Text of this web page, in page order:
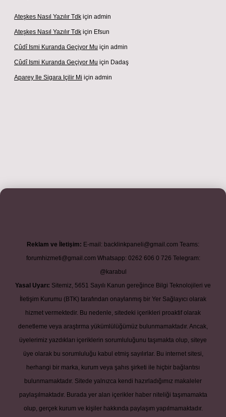
Ateşkes Nasıl Yazılır Tdk için admin
Ateşkes Nasıl Yazılır Tdk için Efsun
Cûdî Ismi Kuranda Geçiyor Mu için admin
Cûdî Ismi Kuranda Geçiyor Mu için Dadaş
Aparey Ile Sigara Içilir Mi için admin
betexper.xyzm elexbet
Reklam ve İletişim: E-mail: backlinkpaneli@gmail.com Teams:
forumhizmeti@gmail.com Whatsapp: 0262 606 0 726 Telegram:
@karabul
Yasal Uyarı: Sitemiz, 5651 Sayılı Kanun gereğince Bilgi Teknolojileri ve
İletişim Kurumu (BTK) tarafından onaylanmış bir Yer Sağlayıcı olarak
hizmet vermektedir. Bu nedenle, sitedeki içerikleri proaktif olarak
denetleme veya araştırma yükümlülüğümüz bulunmamaktadır. Ancak,
üyelerimiz yazdıkları içeriklerin sorumluluğunu taşımakta olup, siteye
üye olarak bu sorumluluğu kabul etmiş sayılırlar. Bu internet sitesi,
herhangi bir marka, kurum veya şahıs şirketi ile hiçbir bağlantısı
bulunmamaktadır. Sitede yalnızca kendi hazırladığımız makaleler
paylaşılmaktadır. Burada yer alan içerikler haber niteliği taşımamakta
olup, gerçek kurum ve kişiler hakkında paylaşım yapılmamaktadır.